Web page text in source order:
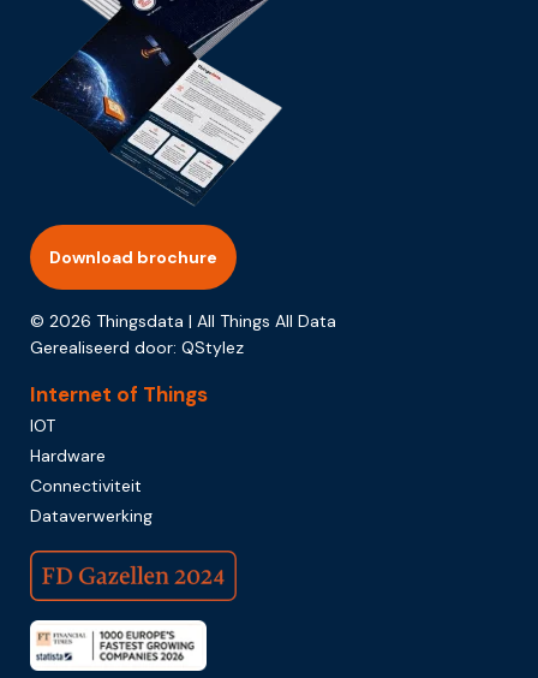
Download brochure
© 2026 Thingsdata | All Things All Data
Gerealiseerd door: QStylez
Internet of Things
IOT
Hardware
Connectiviteit
Dataverwerking